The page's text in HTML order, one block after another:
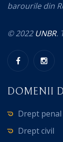
barourile din
© 2022 UNBR.
DOMENII
Drept penal
Drept civil